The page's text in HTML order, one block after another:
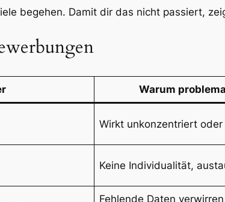
begehen. Damit dir das nicht passiert,
Warum
Wirkt unkonzentriert
Keine Individualität,
Fehlende Daten verwirren